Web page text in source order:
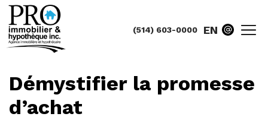
(514) 603-0000 EN
Démystifier la promesse
d’achat